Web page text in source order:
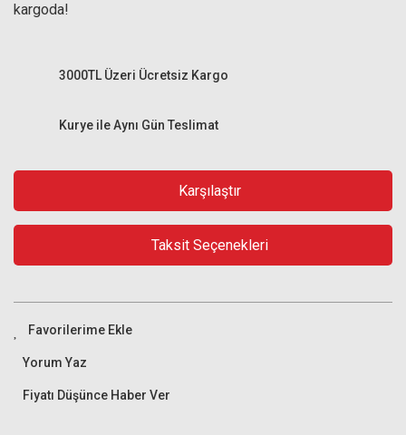
kargoda!
Kurye ile Aynı Gün Teslimat
3000TL Üzeri Ücretsiz Kargo
Karşılaştır
Taksit Seçenekleri
Yorum Yaz
Fiyatı Düşünce Haber Ver